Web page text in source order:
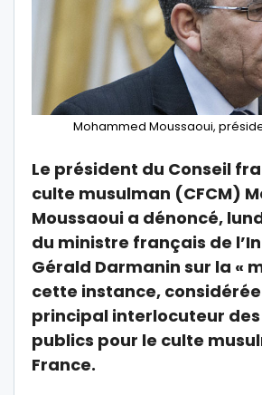
Mohammed Moussaoui,
Le président du Conseil
culte musulman (CFCM)
Moussaoui a dénoncé,
du ministre français de
Gérald Darmanin sur la «
cette instance,
principal interlocuteur
publics pour le culte
France.